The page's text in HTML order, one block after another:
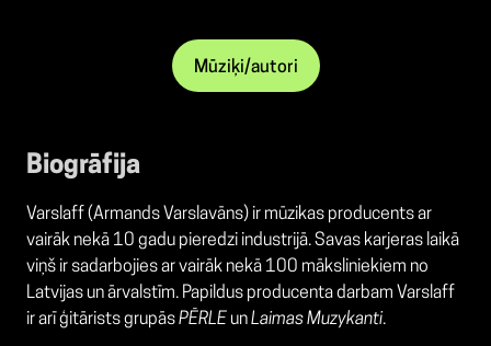
Mūziķi/autori
Biogrāfija
Varslaff (Armands Varslavāns) ir mūzikas producents ar
vairāk nekā 10 gadu pieredzi industrijā. Savas karjeras laikā
viņš ir sadarbojies ar vairāk nekā 100 māksliniekiem no
Latvijas un ārvalstīm. Papildus producenta darbam Varslaff
ir arī ģitārists grupāsPĒRLE unLaimas Muzykanti.